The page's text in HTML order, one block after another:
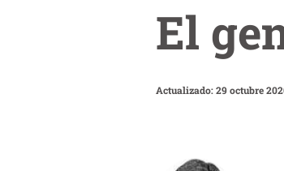
El
Actualizado: 29 octubre